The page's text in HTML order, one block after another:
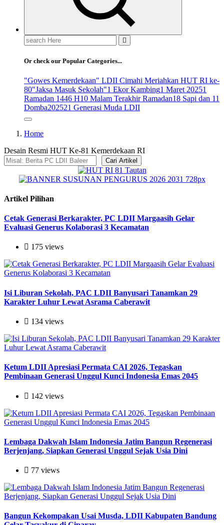
Search
for:
Or check our Popular Categories...
"Gowes Kemerdekaan" LDII Cimahi Meriahkan HUT RI ke-
80"Jaksa Masuk Sekolah"1 Ekor Kambing1 Maret 20251
Ramadan 1446 H10 Malam Terakhir Ramadan18 Sapi dan 11
Domba202521 Generasi Muda LDII
Home
Desain Resmi HUT Ke-81 Kemerdekaan RI
Cari Artikel
Artikel Pilihan
Cetak Generasi Berkarakter, PC LDII Margaasih Gelar
Evaluasi Generus Kolaborasi 3 Kecamatan
175 views
Isi Liburan Sekolah, PAC LDII Banyusari Tanamkan 29
Karakter Luhur Lewat Asrama Caberawit
134 views
Ketum LDII Apresiasi Permata CAI 2026, Tegaskan
Pembinaan Generasi Unggul Kunci Indonesia Emas 2045
142 views
Lembaga Dakwah Islam Indonesia Jatim Bangun Regenerasi
Berjenjang, Siapkan Generasi Unggul Sejak Usia Dini
77 views
Bangun Kekompakan Usai Musda, LDII Kabupaten Bandung